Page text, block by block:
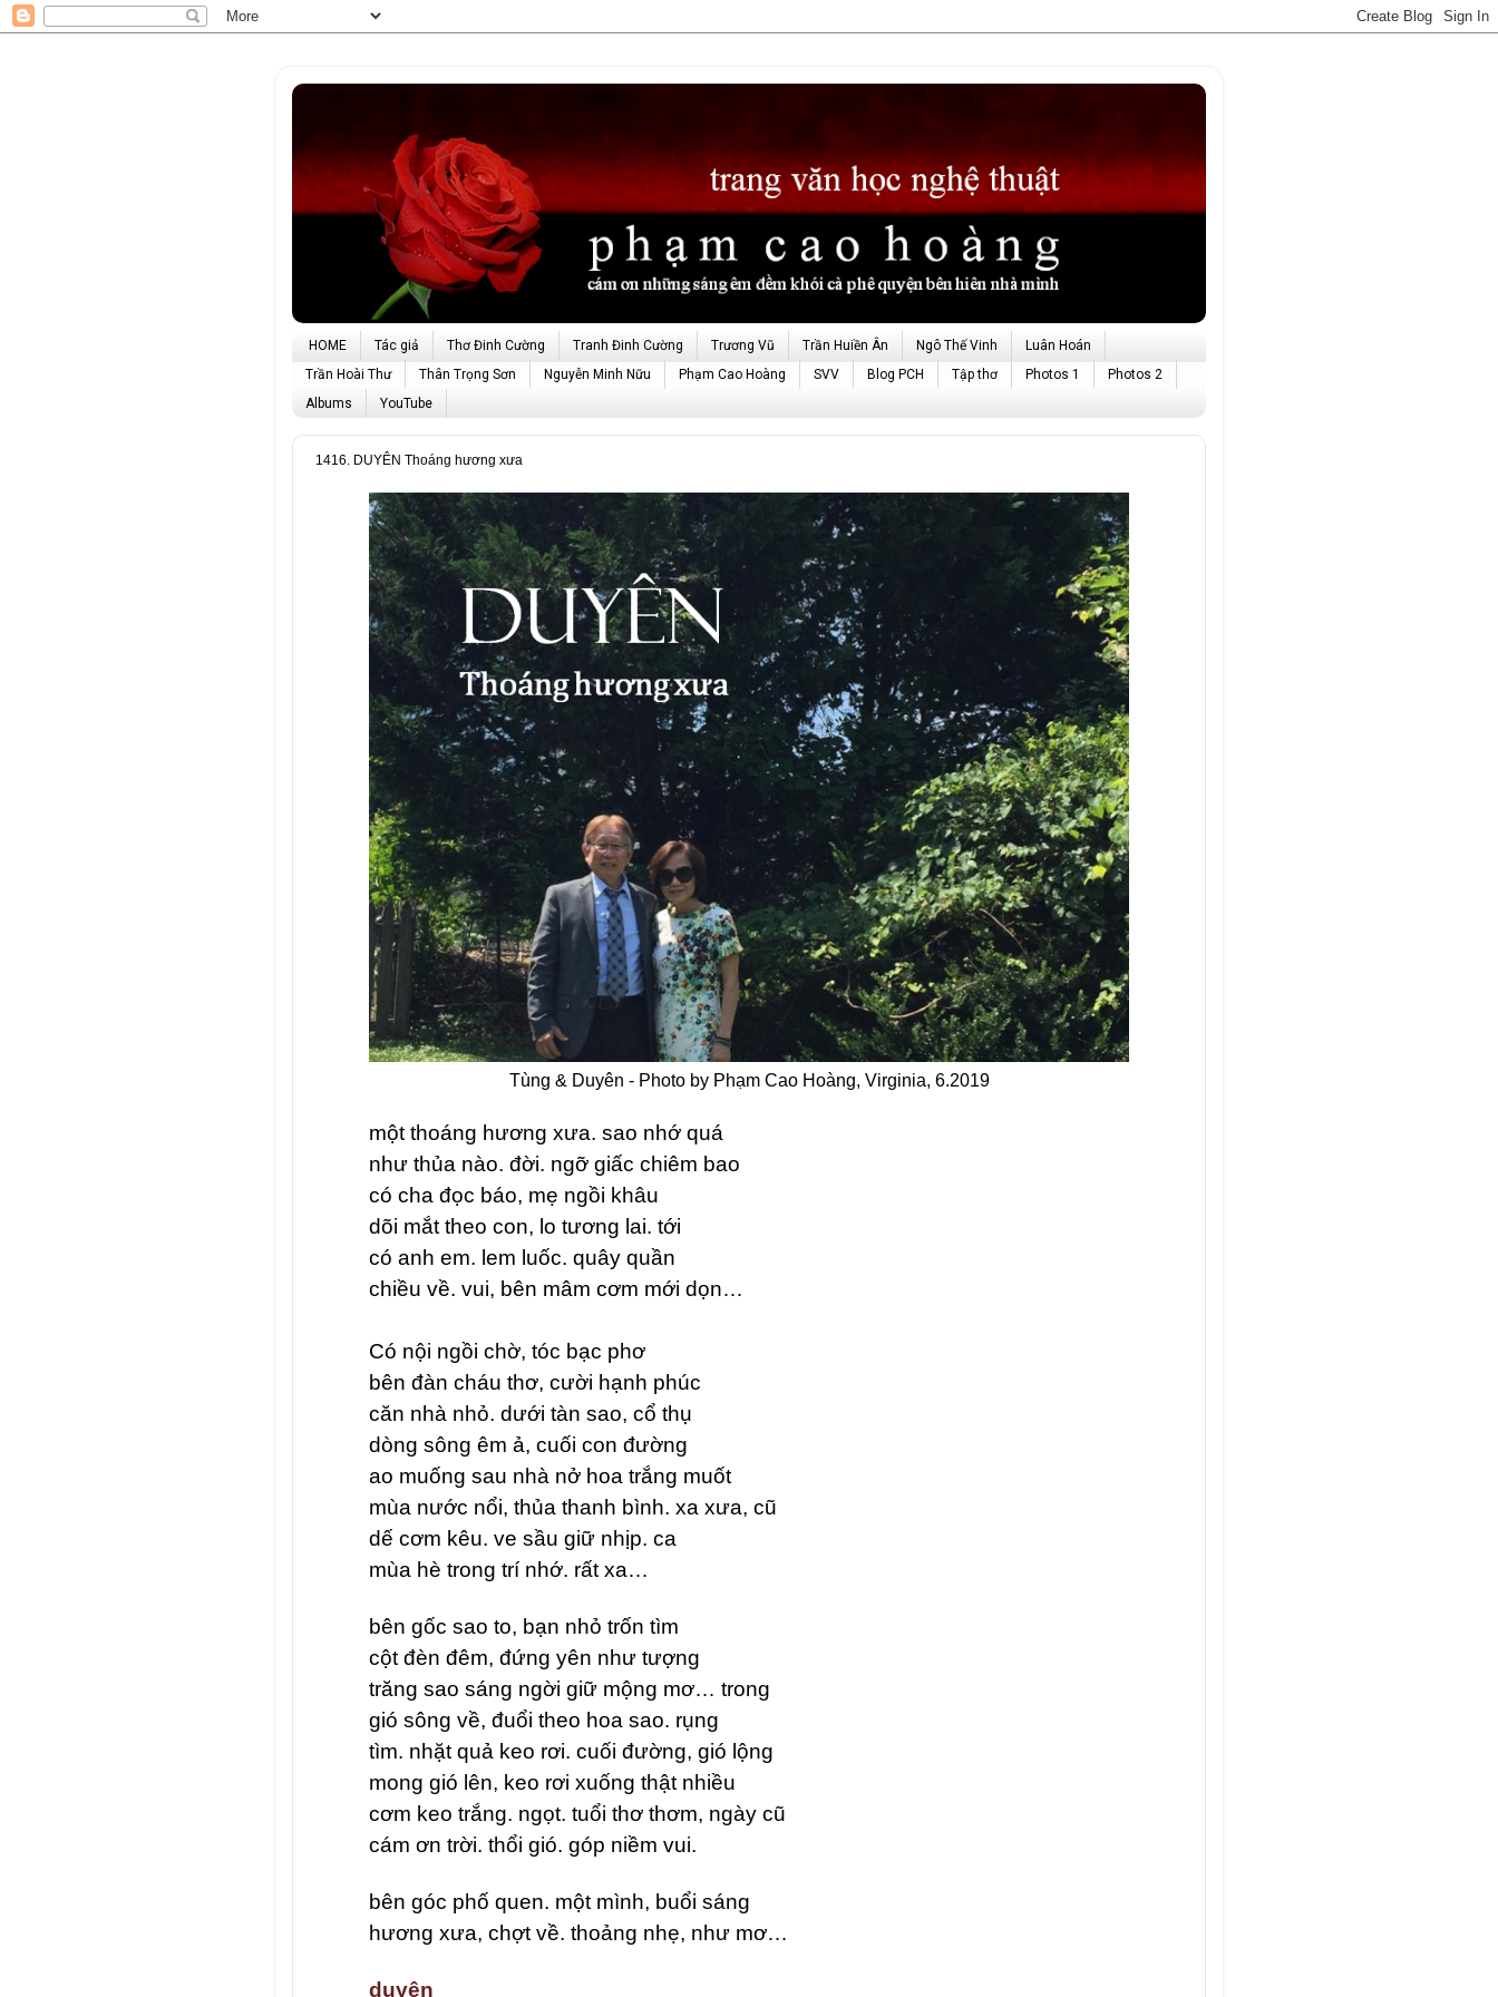
HOME Tác giả Thơ Đinh Cường Tranh Đinh Cường Trương Vũ Trần Huiền Ân Ngô Thế Vinh
Luân Hoán
Trần Hoài Thư
Thân Trọng Sơn Nguyễn Minh Nữu Phạm Cao Hoàng SVV Blog PCH Tập thơ Photos 1
Photos 2
Albums
YouTube
1416. DUYÊN Thoáng hương xưa
Tùng & Duyên - Photo by Phạm Cao Hoàng, Virginia, 6.2019
một thoáng hương xưa. sao nhớ quá
như thủa nào. đời. ngỡ giấc chiêm bao
có cha đọc báo, mẹ ngồi khâu
dõi mắt theo con, lo tương lai. tới
có anh em. lem luốc. quây quần
chiều về. vui, bên mâm cơm mới dọn…
Có nội ngồi chờ, tóc bạc phơ
bên đàn cháu thơ, cười hạnh phúc
căn nhà nhỏ. dưới tàn sao, cổ thụ
dòng sông êm ả, cuối con đường
ao muống sau nhà nở hoa trắng muốt
mùa nước nổi, thủa thanh bình. xa xưa, cũ
dế cơm kêu. ve sầu giữ nhịp. ca
mùa hè trong trí nhớ. rất xa…
bên gốc sao to, bạn nhỏ trốn tìm
cột đèn đêm, đứng yên như tượng
trăng sao sáng ngời giữ mộng mơ… trong
gió sông về, đuổi theo hoa sao. rụng
tìm. nhặt quả keo rơi. cuối đường, gió lộng
mong gió lên, keo rơi xuống thật nhiều
cơm keo trắng. ngọt. tuổi thơ thơm, ngày cũ
cám ơn trời. thổi gió. góp niềm vui.
bên góc phố quen. một mình, buổi sáng
hương xưa, chợt về. thoảng nhẹ, như mơ…
duyên